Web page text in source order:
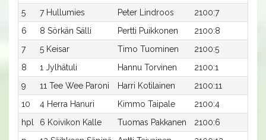
5 7 Hullumies Peter Lindroos 2100:7
6
8 Sörkän Sälli Pertti Puikkonen 2100:8
7
5 Keisar Timo Tuominen 2100:5
8
1 Jylhätuli Hannu Torvinen 2100:1
9
11 Tee Wee Paroni Harri Kotilainen 2100:11
10
4 Herra Hanuri Kimmo Taipale 2100:4
hpl
6 Koivikon Kalle Tuomas Pakkanen 2100:6